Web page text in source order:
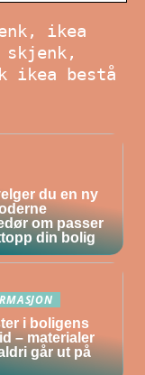
ikea
ikea bestå
du en ny
om passer
din bolig
i boligens
– materialer
går ut på